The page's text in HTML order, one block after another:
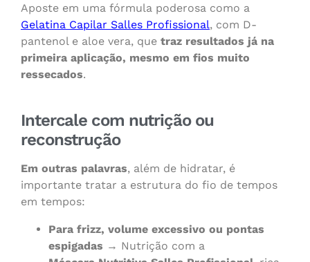
Aposte em uma fórmula poderosa como a
Gelatina Capilar Salles Profissional, com D-
pantenol e aloe vera, que traz resultados já na
primeira aplicação, mesmo em fios muito
ressecados.
Intercale com nutrição ou
reconstrução
Em outras palavras, além de hidratar, é
importante tratar a estrutura do fio de tempos
em tempos:
Para frizz, volume excessivo ou pontas
espigadas → Nutrição com a